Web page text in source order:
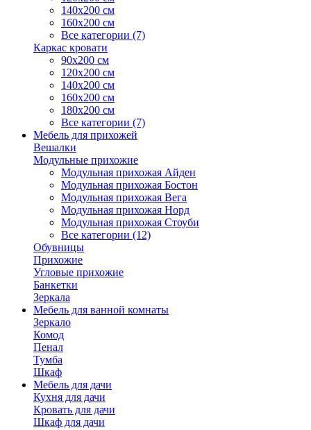
140х200 см
160х200 см
Все категории (7)
Каркас кровати
90х200 см
120х200 см
140х200 см
160х200 см
180х200 см
Все категории (7)
Мебель для прихожей
Вешалки
Модульные прихожие
Модульная прихожая Айден
Модульная прихожая Бостон
Модульная прихожая Вега
Модульная прихожая Норд
Модульная прихожая Стоуби
Все категории (12)
Обувницы
Прихожие
Угловые прихожие
Банкетки
Зеркала
Мебель для ванной комнаты
Зеркало
Комод
Пенал
Тумба
Шкаф
Мебель для дачи
Кухня для дачи
Кровать для дачи
Шкаф для дачи